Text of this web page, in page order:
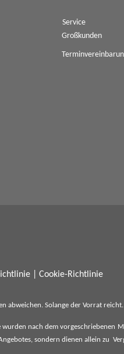
Service
Großkunden
Cookie-Richtlinie
abweichen. Solange der Vorrat
wurden nach dem vorgeschriebenen
sondern dienen allein zu